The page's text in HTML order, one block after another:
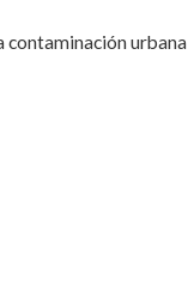
contaminación urbana